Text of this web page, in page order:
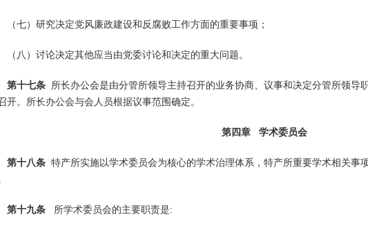
（七）研究决定党风廉政建设和反腐败工作方面的重要事项；
（八）讨论决定其他应当由党委讨论和决定的重大问题。
第十七条 所长办公会是由分管所领导主持召开的业务协商、议事和决定分管所领导
开。所长办公会与会人员根据议事范围确定。
第四章 学术委员会
第十八条 特产所实施以学术委员会为核心的学术治理体系，特产所重要学术相关事
第十九条 所学术委员会的主要职责是: